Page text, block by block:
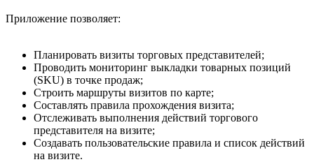
Приложение позволяет:
Планировать визиты торговых представителей;
Проводить мониторинг выкладки товарных позиций
(SKU) в точке продаж;
Строить маршруты визитов по карте;
Составлять правила прохождения визита;
Отслеживать выполнения действий торгового
представителя на визите;
Создавать пользовательские правила и список действий
на визите.